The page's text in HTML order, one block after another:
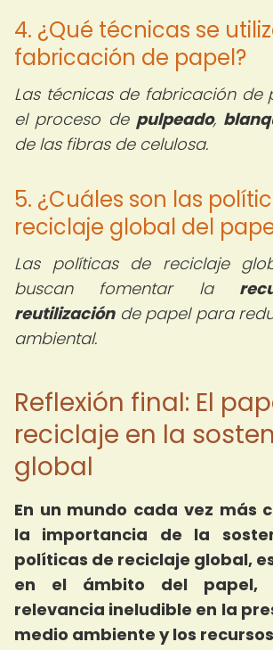
4. ¿Qué técnicas se
fabricación de papel?
Las técnicas de fabricación de
el proceso de pulpeado,
de las fibras de celulosa.
5. ¿Cuáles son las
reciclaje global del
Las políticas de reciclaje
buscan fomentar la
reutilizaciónde papel para
ambiental.
Reflexión final: El
reciclaje en la
global
En un mundo cada vez más
la importancia de la
políticas de reciclaje global,
en el ámbito del papel,
relevancia ineludible en la
medio ambiente y los